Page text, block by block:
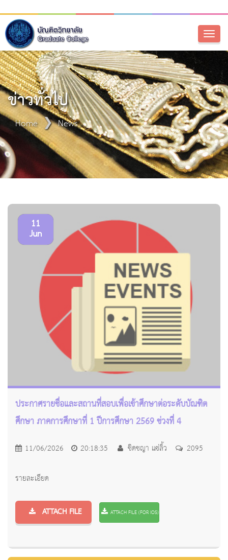
ข่าวทั่วไป
Home News
11
Jun
ประกาศรายชื่อและสถานที่สอบเพื่อเข้าศึกษาต่อระดับบัณฑิต
ศึกษา ภาคการศึกษาที่ 1 ปีการศึกษา 2569 ช่วงที่ 4
11/06/2026 20:18:35 ชิดชญา แซ่ลิ้ว 2095
รายละเอียด
ATTACH FILE ATTACH FILE (FOR IOS)